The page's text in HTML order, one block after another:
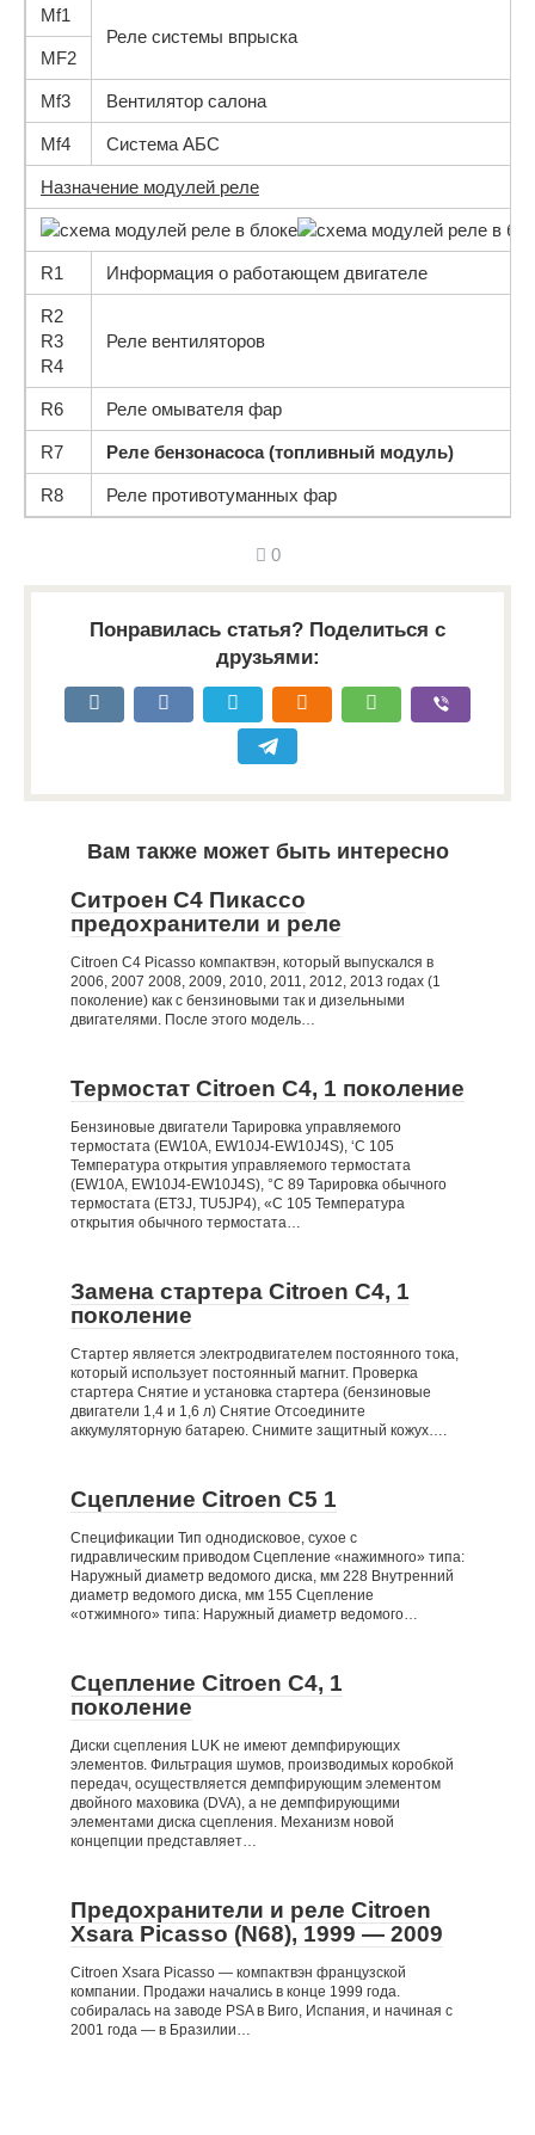
Mf1
Реле системы впрыска
MF2
Mf3 Вентилятор салона
Mf4 Система АБС
Назначение модулей реле
R1 Информация о работающем двигателе
R2
R3
R4
Реле вентиляторов
R6 Реле омывателя фар
R7 Реле бензонасоса (топливный модуль)
R8 Реле противотуманных фар
0
Понравилась статья? Поделиться с
друзьями:
Вам также может быть интересно
Ситроен С4 Пикассо
предохранители и реле
Citroen C4 Picasso компактвэн, который выпускался в
2006, 2007 2008, 2009, 2010, 2011, 2012, 2013 годах (1
поколение) как с бензиновыми так и дизельными
двигателями. После этого модель…
Термостат Citroen C4, 1 поколение
Бензиновые двигатели Тарировка управляемого
термостата (EW10A, EW10J4-EW10J4S), ‘С 105
Температура открытия управляемого термостата
(EW10A, EW10J4-EW10J4S), °С 89 Тарировка обычного
термостата (ET3J, TU5JP4), «С 105 Температура
открытия обычного термостата…
Замена стартера Citroen C4, 1
поколение
Стартер является электродвигателем постоянного тока,
который использует постоянный магнит. Проверка
стартера Снятие и установка стартера (бензиновые
двигатели 1,4 и 1,6 л) Снятие Отсоедините
аккумуляторную батарею. Снимите защитный кожух….
Сцепление Citroen C5 1
Спецификации Тип однодисковое, сухое с
гидравлическим приводом Сцепление «нажимного» типа:
Наружный диаметр ведомого диска, мм 228 Внутренний
диаметр ведомого диска, мм 155 Сцепление
«отжимного» типа: Наружный диаметр ведомого…
Сцепление Citroen C4, 1
поколение
Диски сцепления LUK не имеют демпфирующих
элементов. Фильтрация шумов, производимых коробкой
передач, осуществляется демпфирующим элементом
двойного маховика (DVA), а не демпфирующими
элементами диска сцепления. Механизм новой
концепции представляет…
Предохранители и реле Citroen
Xsara Picasso (N68), 1999 — 2009
Citroen Xsara Picasso — компактвэн французской
компании. Продажи начались в конце 1999 года.
собиралась на заводе PSA в Виго, Испания, и начиная с
2001 года — в Бразилии…